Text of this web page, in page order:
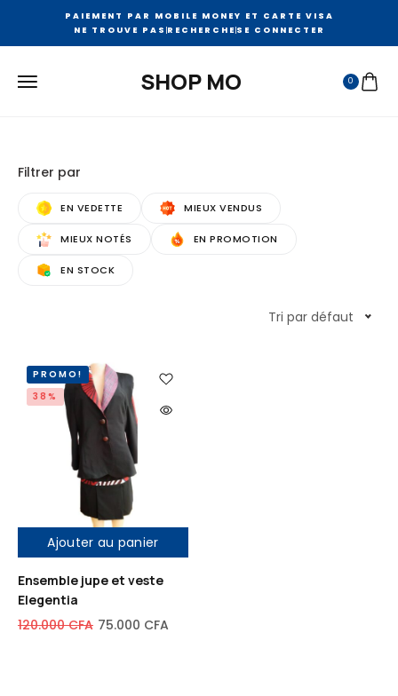
PAIEMENT PAR MOBILE MONEY ET CARTE VISA
NE TROUVE PAS RECHERCHESE CONNECTER
SHOP MO 0
Filtrer par
EN VEDETTE MIEUX VENDUS
MIEUX NOTÉS EN PROMOTION
EN STOCK
Tri par défaut
Ajouter au panier
PROMO!
38%
Ensemble jupe et veste
Elegentia
120.000CFA 75.000 CFA